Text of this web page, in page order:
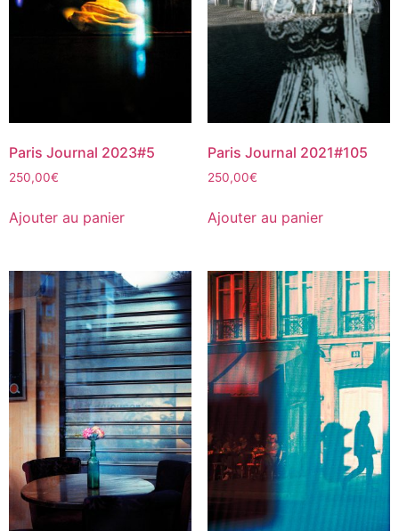
Paris Journal 2023#5
250,00€
Ajouter au panier
Paris Journal 2021#105
250,00€
Ajouter au panier